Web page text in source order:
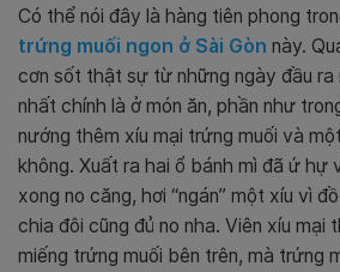
Có thể nói đây là hàng tiên phong
trứng muối ngon ở Sài Gòn này.
cơn sốt thật sự từ những ngày đầu
nhất chính là ở món ăn, phần như
nướng thêm xíu mại trứng muối và
không. Xuất ra hai ổ bánh mì đã ứ hự
xong no căng, hơi “ngán” một xíu vì
chia đôi cũng đủ no nha. Viên xíu mại
miếng trứng muối bên trên, mà trứng